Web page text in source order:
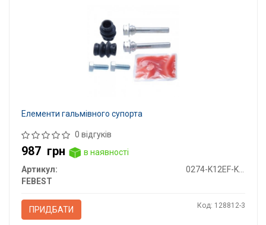
Елементи гальмівного супорта
0 відгуків
987 грн
в наявності
Артикул:
0274-K12EF-KIT
FEBEST
ПРИДБАТИ Код: 128812-3